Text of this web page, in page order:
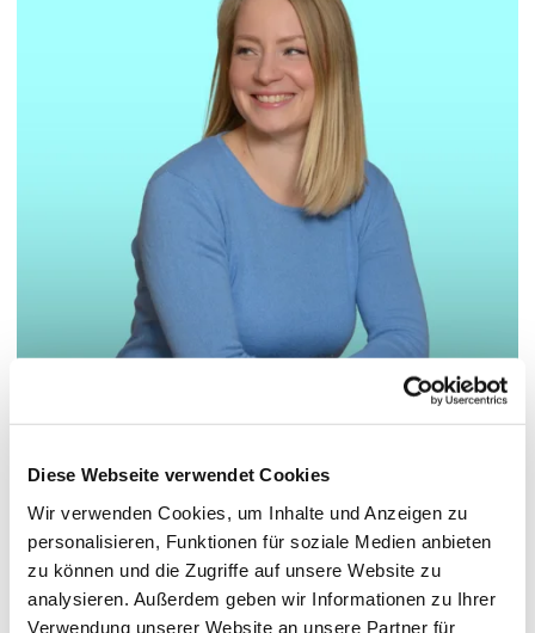
Diese Webseite verwendet Cookies
Wir verwenden Cookies, um Inhalte und Anzeigen zu
personalisieren, Funktionen für soziale Medien anbieten
zu können und die Zugriffe auf unsere Website zu
analysieren. Außerdem geben wir Informationen zu Ihrer
Verwendung unserer Website an unsere Partner für
© Hochschule Bremerhaven/Merle Pohlabeln
Pronomen: she/her
Funktionen: Referentin des Rektors